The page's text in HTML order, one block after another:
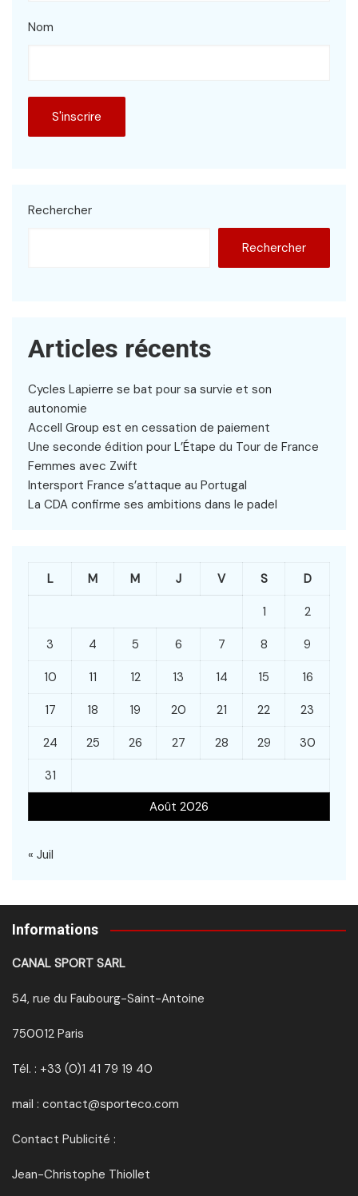
Nom
Rechercher
Rechercher
Articles récents
Cycles Lapierre se bat pour sa survie et son
autonomie
Accell Group est en cessation de paiement
Une seconde édition pour L’Étape du Tour de France
Femmes avec Zwift
Intersport France s’attaque au Portugal
La CDA confirme ses ambitions dans le padel
Août 2026
L M M J V S D
1 2
3 4 5 6 7 8 9
10 11 12 13 14 15 16
17 18 19 20 21 22 23
24 25 26 27 28 29 30
31
« Juil
Informations
CANAL SPORT SARL
54, rue du Faubourg-Saint-Antoine
750012 Paris
Tél. : +33 (0)1 41 79 19 40
mail : contact@sporteco.com
Contact Publicité :
Jean-Christophe Thiollet